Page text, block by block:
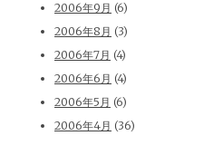
2006年9月 (6)
2006年8月 (3)
2006年7月 (4)
2006年6月 (4)
2006年5月 (6)
2006年4月 (36)